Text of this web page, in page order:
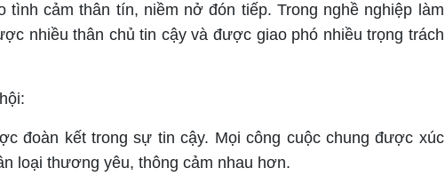
tình cảm thân tín, niềm nở đón tiếp. Trong nghề nghiệp làm
nhiều thân chủ tin cậy và được giao phó nhiều trọng trách
đoàn kết trong sự tin cậy. Mọi công cuộc chung được xúc
loại thương yêu, thông cảm nhau hơn.